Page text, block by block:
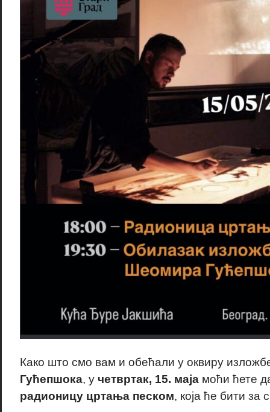
Како што смо вам и обећали у оквиру
Гућепшока, у четвртак, 15. мајамоћи ћете
радионицу цртања песком, која ће бити за